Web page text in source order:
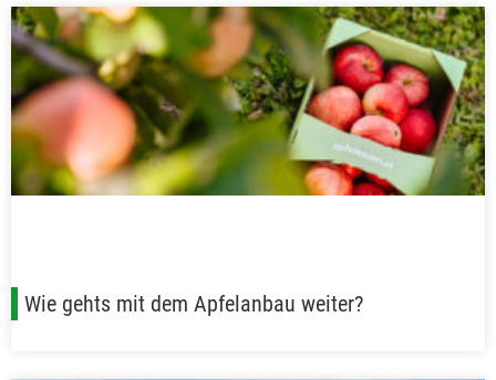
Wie gehts mit dem Apfelanbau weiter?